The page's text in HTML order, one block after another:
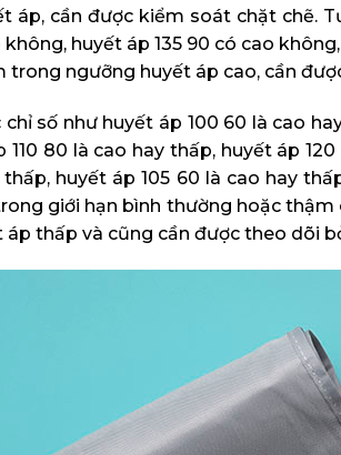
áp, cần được kiểm soát chặt chẽ.
huyết áp 135 90 có cao
trong ngưỡng huyết áp cao, cần
chỉ số như huyết áp 100 60 là cao
110 80 là cao hay thấp, huyết áp
huyết áp 105 60 là cao hay
giới hạn bình thường hoặc thậm
áp thấp và cũng cần được theo dõi